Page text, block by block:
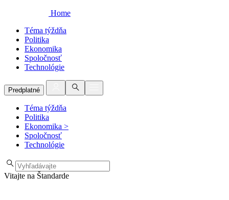
Home
Téma týždňa
Politika
Ekonomika
Spoločnosť
Technológie
Predplatné
Téma týždňa
Politika
Ekonomika >
Spoločnosť
Technológie
Vitajte na Štandarde